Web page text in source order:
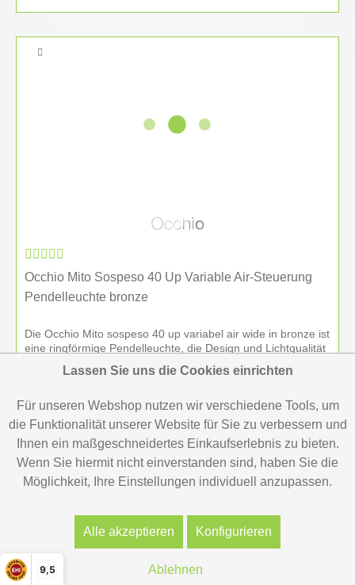
9,5
Occhio Mito Sospeso 40 Up Variable Air-Steuerung
Pendelleuchte bronze
Die Occhio Mito sospeso 40 up variabel air wide in bronze ist
eine ringförmige Pendelleuchte, die Design und Lichtqualität
40 cm wirkt sie über Esstisch, Kücheninsel oder im...
3.338,00 €
Merken
Lassen Sie uns die Cookies einrichten
Für unseren Webshop nutzen wir verschiedene Tools, um
die Funktionalität unserer Website für Sie zu verbessern und
Ihnen ein maßgeschneidertes Einkaufserlebnis zu bieten.
Wenn Sie hiermit nicht einverstanden sind, haben Sie die
Möglichkeit, Ihre Einstellungen individuell anzupassen.
Alle akzeptieren Konfigurieren
Ablehnen